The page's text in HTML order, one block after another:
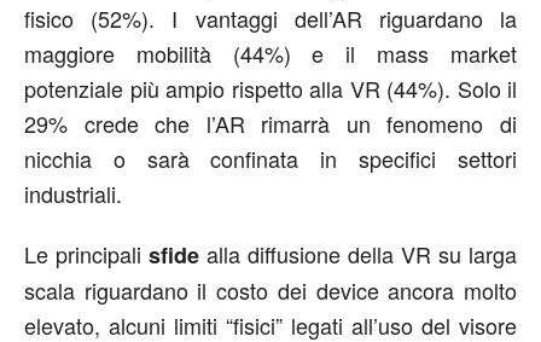
fisico (52%). I vantaggi dell’AR riguardano la
maggiore mobilità (44%) e il mass market
potenziale più ampio rispetto alla VR (44%). Solo il
29% crede che l’AR rimarrà un fenomeno di
nicchia o sarà confinata in specifici settori
industriali.
Le principali sfide alla diffusione della VR su larga
scala riguardano il costo dei device ancora molto
elevato, alcuni limiti “fisici” legati all’uso del visore